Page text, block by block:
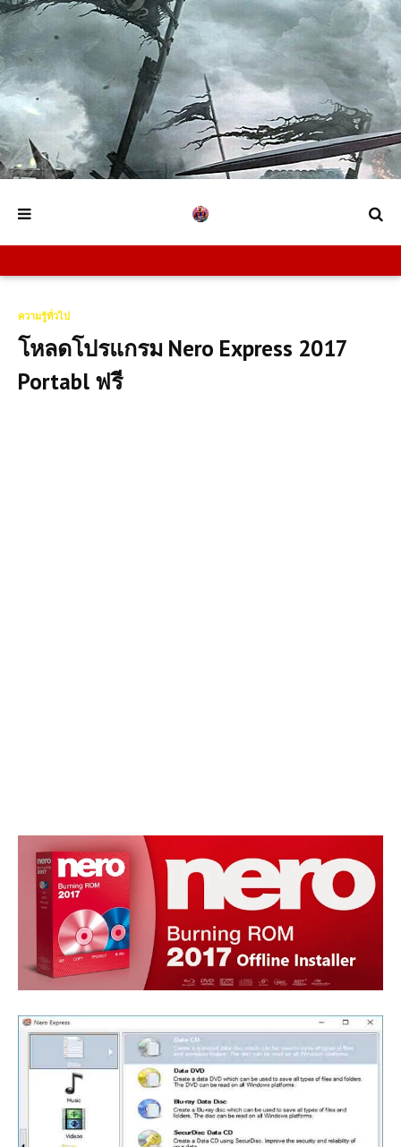
ความรู้ทั่วไป
โหลดโปรแกรม Nero Express 2017
Portabl ฟรี